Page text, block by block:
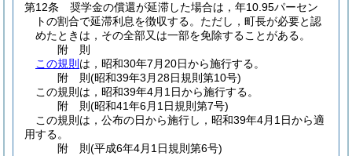
第12条
奨学金の償還が延滞した場合は，年10.95パーセン
トの割合で延滞利息を徴収する。 ただし，町長が必要と認
めたときは，その全部又は一部を免除することがある。
附 則
この規則 は，昭和30年7月20日から施行する。
附 則(昭和39年3月28日規則第10号)
この規則は，昭和39年4月1日から施行する。
附 則(昭和41年6月1日規則第7号)
この規則は，公布の日から施行し，昭和39年4月1日から適
用する。
附 則(平成6年4月1日規則第6号)